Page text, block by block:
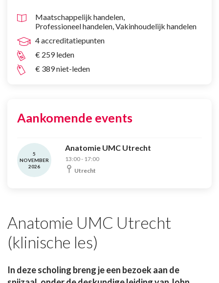
Anatomie UMC Utrecht
(klinische les)
In deze scholing breng je een bezoek aan de
Maatschappelijk handelen
Professioneel handelen Vakinhoudelijk handelen
4 accreditatiepunten
€ 259 leden
€ 389 niet-leden
Aankomende events
5
NOVEMBER
2026
Anatomie UMC Utrecht
13:00 - 17:00
Utrecht